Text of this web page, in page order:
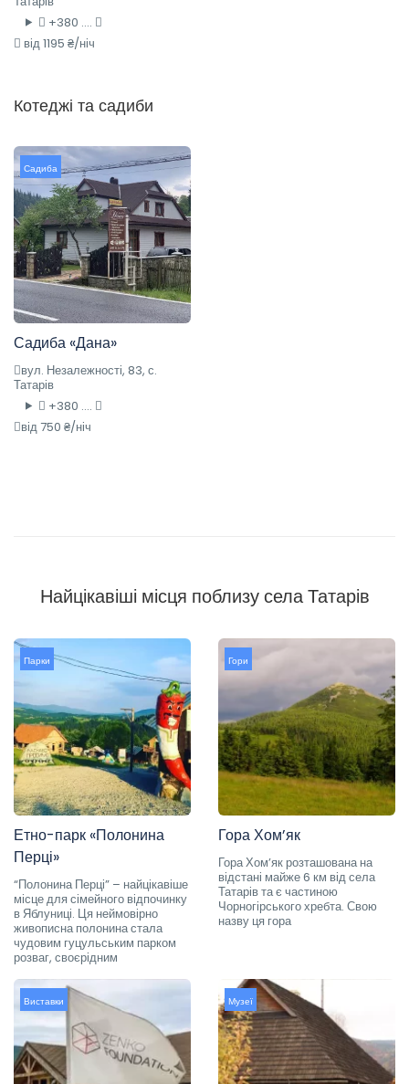
+380 ....
від 1195 ₴/ніч
Котеджі та садиби
Садиба
Садиба «Дана»
вул. Незалежності, 83, с.
Татарів
+380 ....
від 750 ₴/ніч
Найцікавіші місця поблизу села Татарів
Парки
Етно-парк «Полонина
Перці»
“Полонина Перці” – найцікавіше
місце для сімейного відпочинку
в Яблуниці. Ця неймовірно
живописна полонина стала
чудовим гуцульським парком
розваг, своєрідним
Гори
Гора Хом’як
Гора Хом’як розташована на
відстані майже 6 км від села
Татарів та є частиною
Чорногірського хребта. Свою
назву ця гора
Виставки Музеї